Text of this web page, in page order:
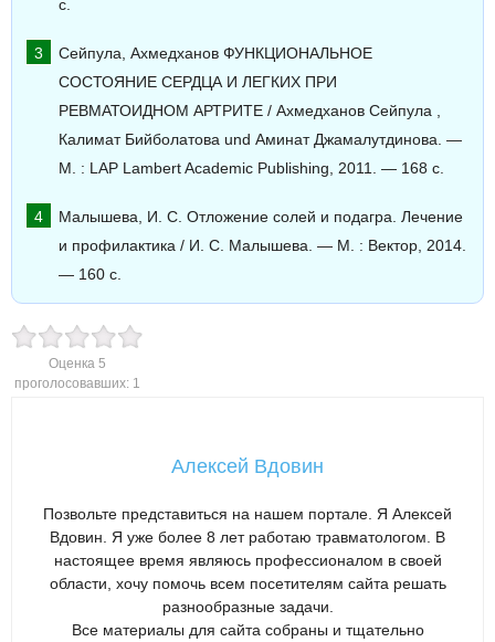
c.
Сейпула, Ахмедханов ФУНКЦИОНАЛЬНОЕ
СОСТОЯНИЕ СЕРДЦА И ЛЕГКИХ ПРИ
РЕВМАТОИДНОМ АРТРИТЕ / Ахмедханов Сейпула ,
Калимат Бийболатова und Аминат Джамалутдинова. —
М. : LAP Lambert Academic Publishing, 2011. — 168 c.
Малышева, И. С. Отложение солей и подагра. Лечение
и профилактика / И. С. Малышева. — М. : Вектор, 2014.
— 160 c.
Оценка 5
проголосовавших: 1
Алексей Вдовин
Позвольте представиться на нашем портале. Я Алексей
Вдовин. Я уже более 8 лет работаю травматологом. В
настоящее время являюсь профессионалом в своей
области, хочу помочь всем посетителям сайта решать
разнообразные задачи.
Все материалы для сайта собраны и тщательно